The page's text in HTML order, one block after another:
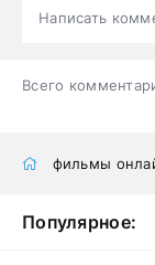
Написать
Всего
фильмы
Популярное: